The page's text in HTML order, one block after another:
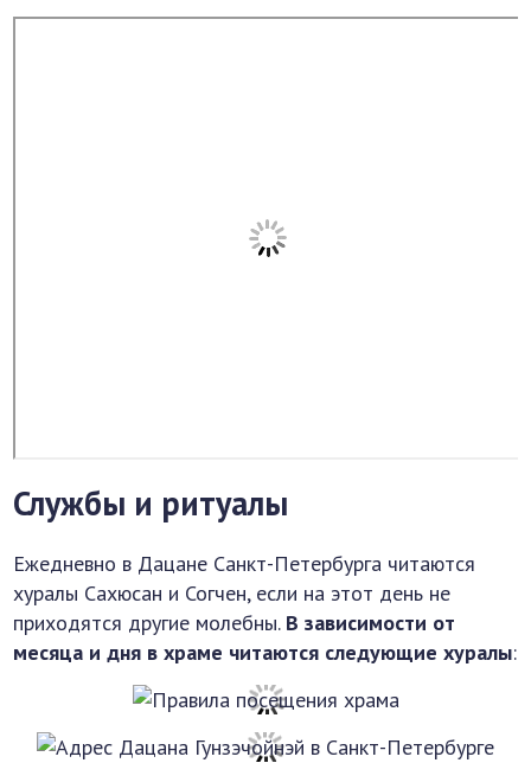
Службы и ритуалы
Ежедневно в Дацане Санкт-Петербурга читаются
хуралы Сахюсан и Согчен, если на этот день не
приходятся другие молебны. В зависимости от
месяца и дня в храме читаются следующие хуралы: